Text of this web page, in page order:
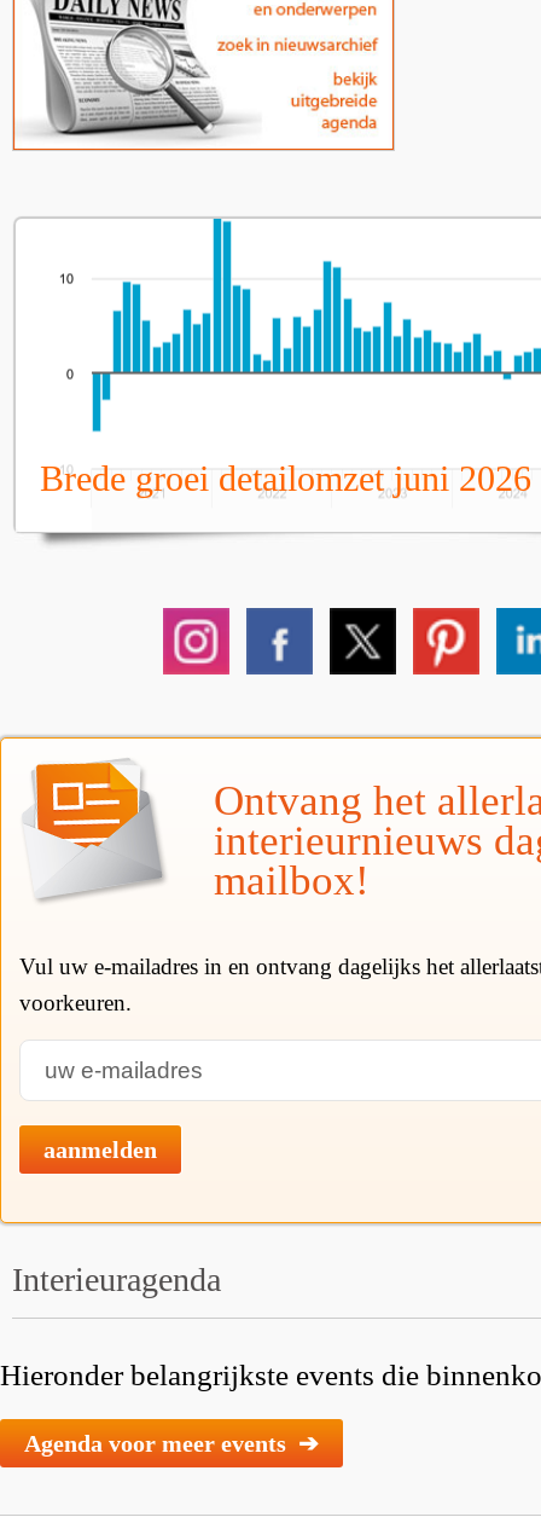
Brede groei detailomzet juni 2026
Ontvang het
interieurnieuws
mailbox!
Vul uw e-mailadres in en ontvang dagelijks het
voorkeuren.
aanmelden
Interieuragenda
Hieronder belangrijkste events die
Agenda voor meer events ➔